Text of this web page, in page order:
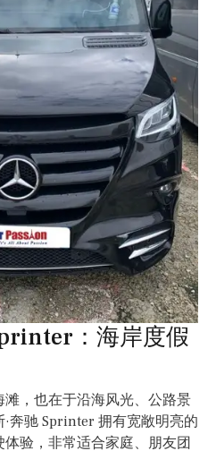
：海岸度假
，也在于沿海风光、公路景
奔驰 Sprinter 拥有宽敞明亮的
验，非常适合家庭、朋友团